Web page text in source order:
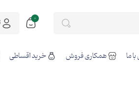
0
ما همکاری فروش خرید اقساطی